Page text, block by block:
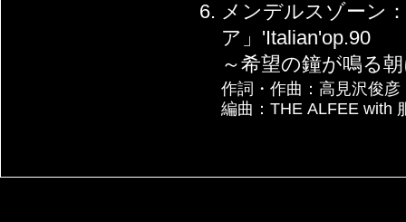
メンデルスゾーン
ア」'Italian'op.90
～希望の鐘が鳴る
作詞・作曲：高見沢俊彦
編曲：THE ALFEE with